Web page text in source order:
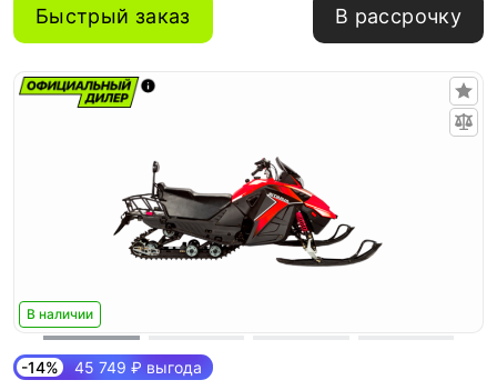
Быстрый заказ В рассрочку
В наличии
-14% 45 749 ₽ выгода